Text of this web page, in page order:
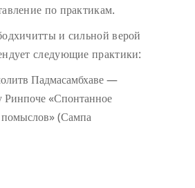
по практикам.
и сильной верой
следующие практики:
Падмасамбхаве —
Ринпоче «Спонтанное
помыслов» (Сампа